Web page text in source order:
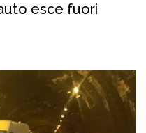
esce fuori